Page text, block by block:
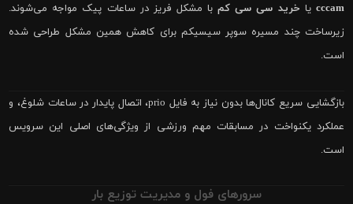
cccam یا خرید سی سی کمبا مشکل فریز در ساعات پیک مواجه می‌شوند.
زیرساخت چند مسیره سوپر سیسیکم برای کاهش همین مشکل طراحی شده
است.
بازگشایی سریع کانال‌ها بدون نیاز به فایل prio، اتصال پایدار در ساعات شلوغ، و
عملکرد یکنواخت در مسابقات مهم ورزشی از ویژگی‌های اصلی این سرویس
است.
سرورهای فول و مدیریت توزیع بار